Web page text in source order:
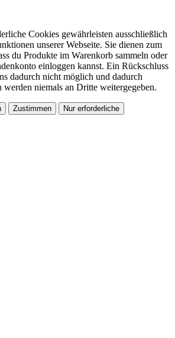
Cookies gewährleisten ausschließlich
unserer Webseite. Sie dienen zum
du Produkte im Warenkorb sammeln oder
einloggen kannst. Ein Rückschluss
dadurch nicht möglich und dadurch
werden niemals an Dritte weitergegeben.
Zustimmen Nur erforderliche